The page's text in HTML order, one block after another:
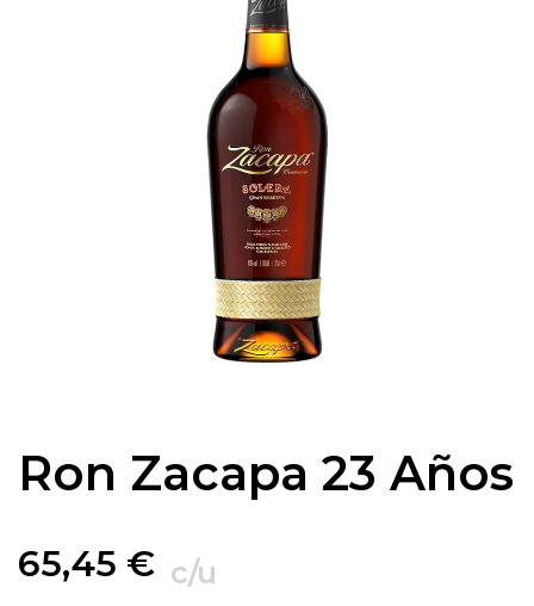
Ron Zacapa 23 Años
65,45 € c/u